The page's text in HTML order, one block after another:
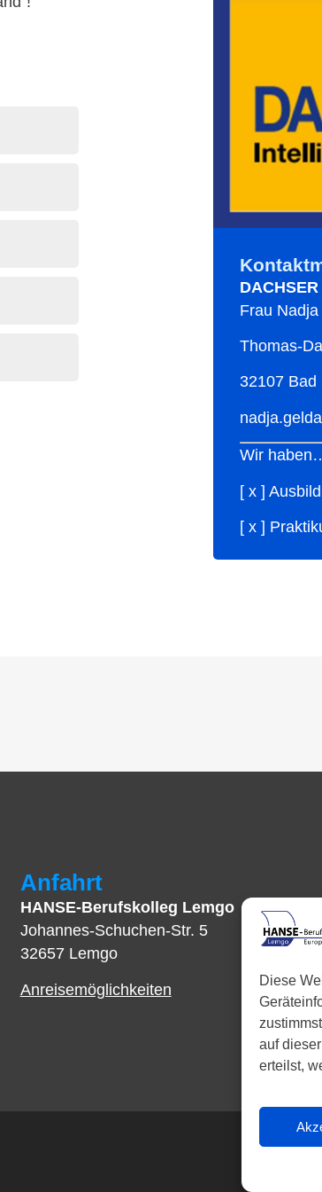
Diese
auf
erteilst,
DACHSER
Frau
Thomas-
32107 Bad
Wir
[ x ]
[ x ]
Anfahrt
HANSE-Berufskolleg Lemgo
Johannes-Schuchen-Str. 5
32657 Lemgo
Anreisemöglichkeiten